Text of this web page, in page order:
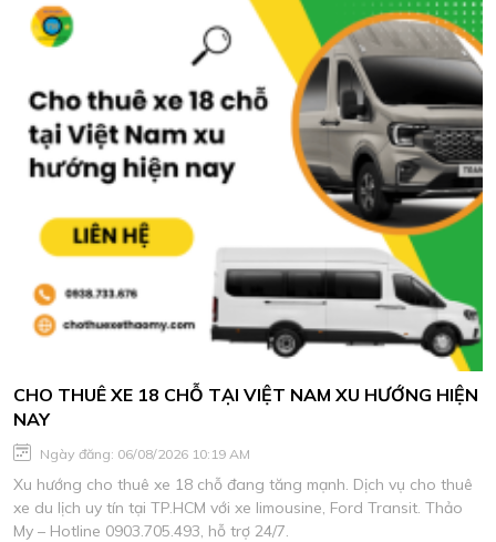
CHO THUÊ XE 18 CHỖ TẠI VIỆT NAM XU HƯỚNG HIỆN
NAY
Ngày đăng: 06/08/2026 10:19 AM
Xu hướng cho thuê xe 18 chỗ đang tăng mạnh. Dịch vụ cho thuê
xe du lịch uy tín tại TP.HCM với xe limousine, Ford Transit. Thảo
My – Hotline 0903.705.493, hỗ trợ 24/7.